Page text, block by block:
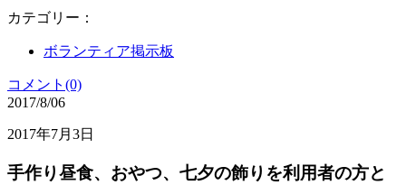
カテゴリー：
ボランティア掲示板
コメント(0)
2017/8/06
2017年7月3日
手作り昼食、おやつ、七夕の飾りを利用者の方と